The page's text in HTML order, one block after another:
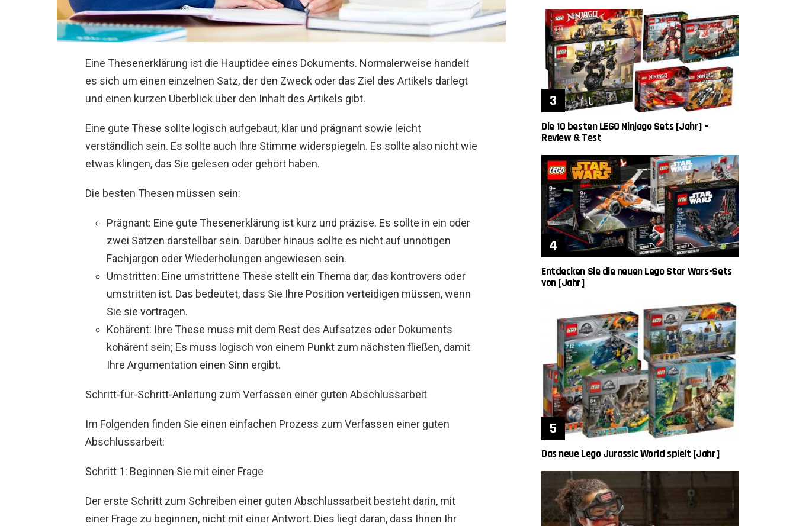
Eine Thesenerklärung ist die Hauptidee eines Dokuments. Normalerweise handelt
es sich um einen einzelnen Satz, der den Zweck oder das Ziel des Artikels darlegt
und einen kurzen Überblick über den Inhalt des Artikels gibt.
Eine gute These sollte logisch aufgebaut, klar und prägnant sowie leicht
verständlich sein. Es sollte auch Ihre Stimme widerspiegeln. Es sollte also nicht wie
etwas klingen, das Sie gelesen oder gehört haben.
Die besten Thesen müssen sein:
Prägnant: Eine gute Thesenerklärung ist kurz und präzise. Es sollte in ein oder
zwei Sätzen darstellbar sein. Darüber hinaus sollte es nicht auf unnötigen
Fachjargon oder Wiederholungen angewiesen sein.
Umstritten: Eine umstrittene These stellt ein Thema dar, das kontrovers oder
umstritten ist. Das bedeutet, dass Sie Ihre Position verteidigen müssen, wenn
Sie sie vortragen.
Kohärent: Ihre These muss mit dem Rest des Aufsatzes oder Dokuments
kohärent sein; Es muss logisch von einem Punkt zum nächsten fließen, damit
Ihre Argumentation einen Sinn ergibt.
Schritt-für-Schritt-Anleitung zum Verfassen einer guten Abschlussarbeit
Im Folgenden finden Sie einen einfachen Prozess zum Verfassen einer guten
Abschlussarbeit:
Schritt 1: Beginnen Sie mit einer Frage
Der erste Schritt zum Schreiben einer guten Abschlussarbeit besteht darin, mit
einer Frage zu beginnen, nicht mit einer Antwort. Dies liegt daran, dass Ihnen Ihr
Die 10 besten LEGO Ninjago Sets [Jahr] –
Review & Test
Entdecken Sie die neuen Lego Star Wars-Sets
von [Jahr]
Das neue Lego Jurassic World spielt [Jahr]